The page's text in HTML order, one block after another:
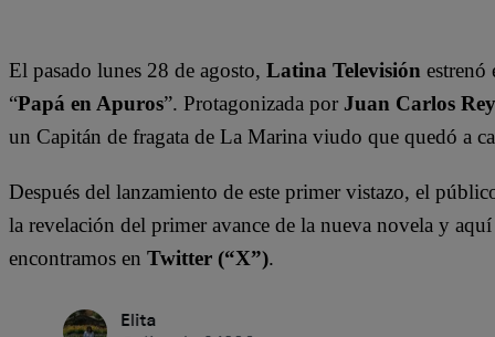
El pasado lunes 28 de agosto, Latina Televisión estrenó
“Papá en Apuros”. Protagonizada por Juan Carlos
un Capitán de fragata de La Marina viudo que quedó a
Después del lanzamiento de este primer vistazo, el
la revelación del primer avance de la nueva novela y
encontramos en Twitter (“X”).